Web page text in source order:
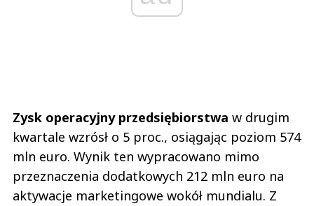
Zysk operacyjny przedsiębiorstwa w drugim
kwartale wzrósł o 5 proc., osiągając poziom 574
mln euro. Wynik ten wypracowano mimo
przeznaczenia dodatkowych 212 mln euro na
aktywacje marketingowe wokół mundialu. Z